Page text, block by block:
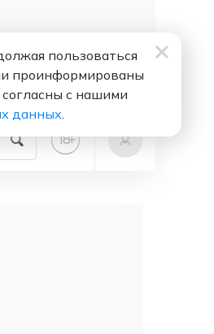
18+
пользоваться
проинформированы
с нашими
данных.